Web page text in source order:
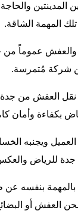
المدينتين
المهمة الشاقة.
والعفش عموماً من
شركة مُتمرسة.
نقل العفش من جدة
بكفاءة وأمان
ويجنبه
للرياض
بنفسه عن
العفش أو